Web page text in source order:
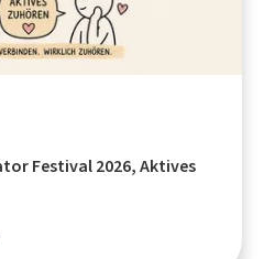
Festival 2026, Aktives